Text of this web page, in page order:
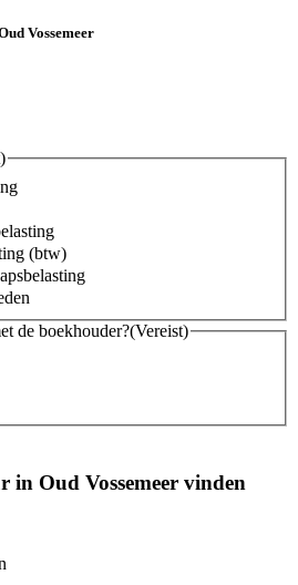
Vossemeer
(btw)
de boekhouder?(Vereist)
in Oud Vossemeer vinden